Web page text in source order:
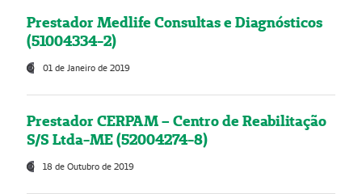
Prestador Medlife Consultas e Diagnósticos
(51004334-2)
01 de Janeiro de 2019
Prestador CERPAM – Centro de Reabilitação
S/S Ltda-ME (52004274-8)
18 de Outubro de 2019